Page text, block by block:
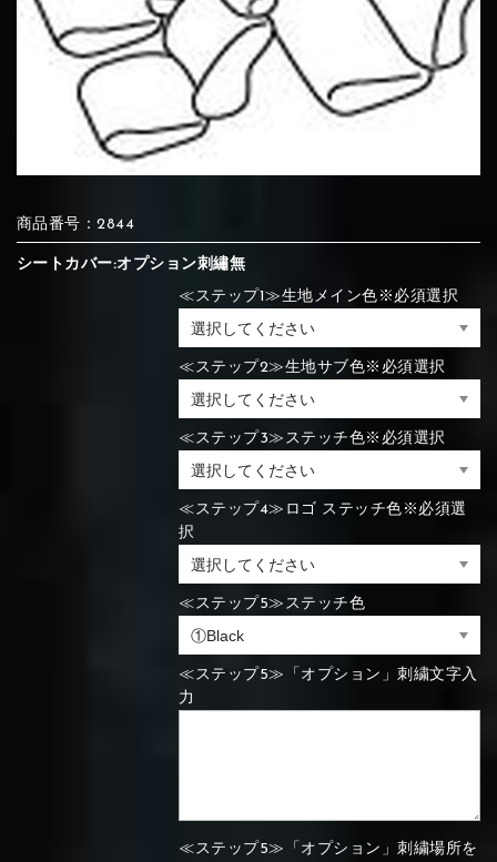
⑩White ⑪Black ⑫Ivory
⑬Light gray ⑭Caramel ⑮Wine red
⑩White
⑭Caramel ⑮Wine red
⑦Wine-red ⑧Yellow ⑨Orange
⑩Brown
⑭Pink ⑮Rose pink
⑰Silver ⑱Green
⑳Purple
⑦Wine-red ⑧Yellow ⑨Orange
⑩Brown
⑭Pink ⑮Rose pink
⑰Silver ⑱Green
⑳Purple ㉑Violet
⑰Silver ⑱Green
⑲Yellow-
green
商品番号：2844
シートカバー:オプション刺繡無
≪ステップ1≫生地メイン色※必須選択
≪ステップ2≫生地サブ色※必須選択
≪ステップ3≫ステッチ色※必須選択
≪ステップ4≫ロゴ ステッチ色※必須選
択
≪ステップ5≫ステッチ色
≪ステップ5≫「オプション」刺繍文字入
力
≪ステップ5≫「オプション」刺繍場所を